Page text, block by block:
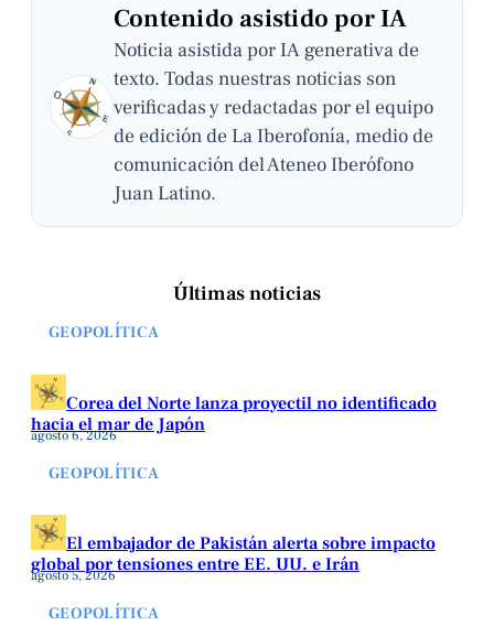
Contenido asistido por IA
Noticia asistida por IA generativa de
texto. Todas nuestras noticias son
verificadas y redactadas por el equipo
de edición de La Iberofonía, medio de
comunicación del Ateneo Iberófono
Juan Latino.
Últimas noticias
GEOPOLÍTICA
Corea del Norte lanza proyectil no identificado
hacia el mar de Japón
agosto 6, 2026
GEOPOLÍTICA
El embajador de Pakistán alerta sobre impacto
global por tensiones entre EE. UU. e Irán
agosto 5, 2026
GEOPOLÍTICA